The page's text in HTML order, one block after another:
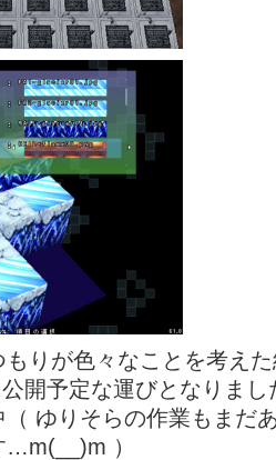
りが色々なことを考え
公開予定な運びとなりまし
（ ゆりそらの作業もまだ
）